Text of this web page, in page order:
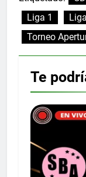
Liga 1
Torneo
Te